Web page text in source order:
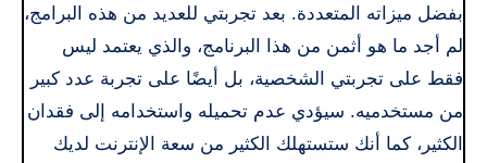
بفضل ميزاته المتعددة. بعد تجربتي للعديد من هذه البرامج،
لم أجد ما هو أثمن من هذا البرنامج، والذي يعتمد ليس
فقط على تجربتي الشخصية، بل أيضًا على تجربة عدد كبير
من مستخدميه. سيؤدي عدم تحميله واستخدامه إلى فقدان
الكثير، كما أنك ستستهلك الكثير من سعة الإنترنت لديك